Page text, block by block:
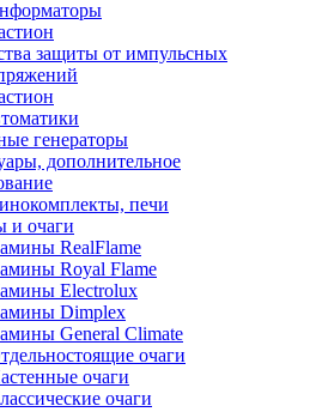
защиты от импульсных
генераторы
дополнительное
печи
и очаги
RealFlame
Royal Flame
Electrolux
Dimplex
General Climate
очаги
очаги
очаги